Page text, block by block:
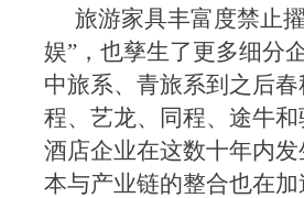
旅游家具丰富度禁止
娱”，也孳生了更多细分
中旅系、青旅系到之后
程、艺龙、同程、途牛
酒店企业在这数十年内
本与产业链的整合也在加